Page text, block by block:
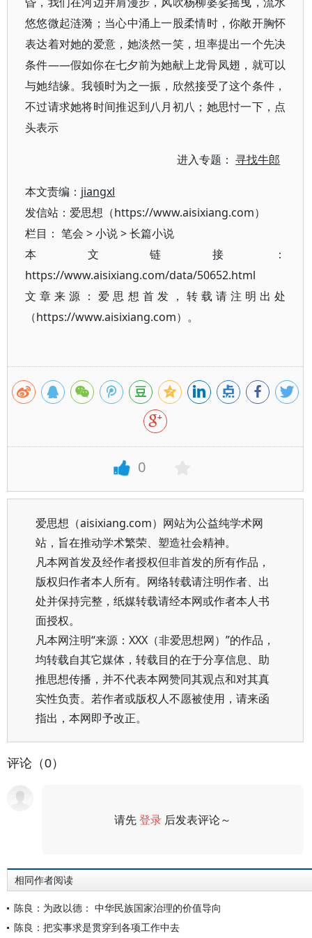
悠悠微起涟漪；当心中涌上一股柔情时，你敞开胸怀
表达着对她的爱意，她淡然一笑，坦率提出一个先决
条件——假如你在七夕前为她献上龙骨凤翅，就可以
与她结缘。我顿时为之一振，欣然接受了这个条件，
不过请求她将时间推迟到八月初八；她思忖一下，点
头表示
进入专题：寻找牛郎
本文责编： jiangxl
发信站：爱思想（https://www.aisixiang.com）
栏目： 笔会 >小说>长篇小说
本文链接：
https://www.aisixiang.com/data/50652.html
文章来源：爱思想首发，转载请注明出处
（https://www.aisixiang.com）。
0
爱思想（aisixiang.com）网站为公益纯学术网
站，旨在推动学术繁荣、塑造社会精神。
凡本网首发及经作者授权但非首发的所有作品，
版权归作者本人所有。网络转载请注明作者、出
处并保持完整，纸媒转载请经本网或作者本人书
面授权。
凡本网注明“来源：XXX（非爱思想网）”的作品，
均转载自其它媒体，转载目的在于分享信息、助
推思想传播，并不代表本网赞同其观点和对其真
实性负责。若作者或版权人不愿被使用，请来函
指出，本网即予改正。
评论（0）
请先登录 后发表评论～
相同作者阅读
陈良：为政以德： 中华民族国家治理的价值导向
陈良：把实事求是贯穿到各项工作中去